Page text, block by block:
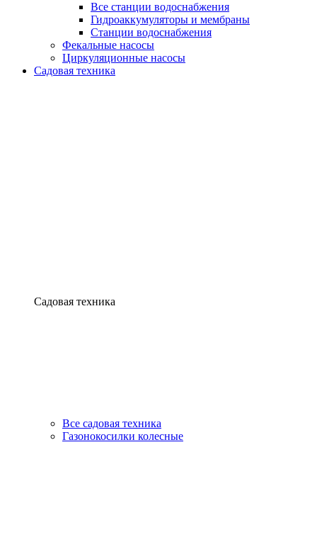
Все станции водоснабжения
Гидроаккумуляторы и мембраны
Станции водоснабжения
Фекальные насосы
Циркуляционные насосы
Садовая техника
Садовая техника
Все садовая техника
Газонокосилки колесные